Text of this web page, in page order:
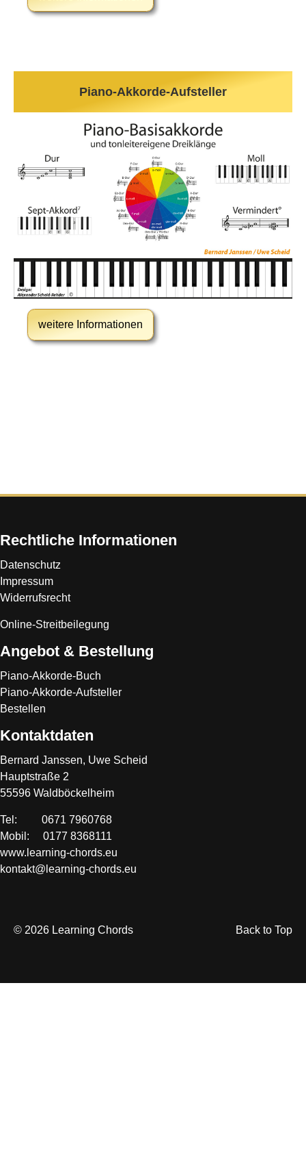
Piano-Akkorde-Aufsteller
weitere Informationen
Rechtliche Informationen
Datenschutz
Impressum
Widerrufsrecht
Online-Streitbeilegung
Angebot & Bestellung
Piano-Akkorde-Buch
Piano-Akkorde-Aufsteller
Bestellen
Kontaktdaten
Bernard Janssen, Uwe Scheid
Hauptstraße 2
55596 Waldböckelheim
Tel: 0671 7960768
Mobil: 0177 8368111
www.learning-chords.eu
kontakt@learning-chords.eu
Back to Top
© 2026 Learning Chords